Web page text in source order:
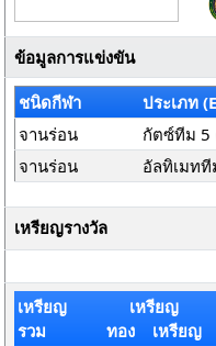
ข้อมูลการแข่งขัน
ชนิดกีฬา
ประเภท
จานร่อน
กัตซ์ทีม 5
จานร่อน
อัลทิเมท
เหรียญรางวัล
เหรียญ
รวม
เหรียญ
ทอง เหรียญ